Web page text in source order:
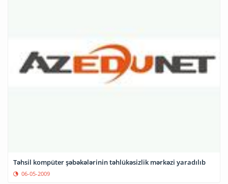
Təhsil kompüter şəbəkələrinin təhlükəsizlik mərkəzi yaradılıb
06-05-2009